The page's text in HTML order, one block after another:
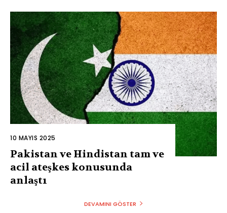
10 MAYIS 2025
Pakistan ve Hindistan tam ve
acil ateşkes konusunda
anlaştı
DEVAMINI GÖSTER